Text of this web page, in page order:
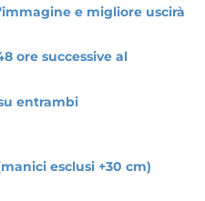
e migliore uscirà
ore successive al
entrambi
esclusi +30 cm)